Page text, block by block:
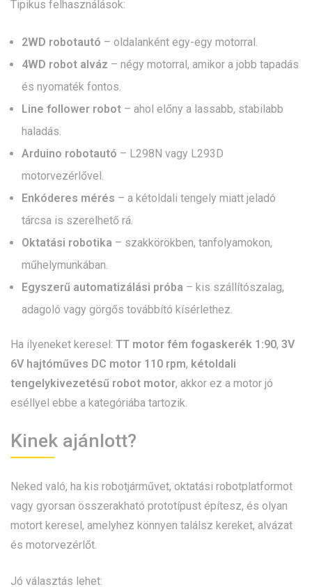
Tipikus felhasználások:
2WD robotautó – oldalanként egy-egy motorral.
4WD robot alváz – négy motorral, amikor a jobb tapadás
és nyomaték fontos.
Line follower robot – ahol előny a lassabb, stabilabb
haladás.
Arduino robotautó – L298N vagy L293D
motorvezérlővel.
Enkóderes mérés – a kétoldali tengely miatt jeladó
tárcsa is szerelhető rá.
Oktatási robotika – szakkörökben, tanfolyamokon,
műhelymunkában.
Egyszerű automatizálási próba – kis szállítószalag,
adagoló vagy görgős továbbító kísérlethez.
Ha ilyeneket keresel: TT motor fém fogaskerék 1:90, 3V
6V hajtóműves DC motor 110 rpm, kétoldali
tengelykivezetésű robot motor, akkor ez a motor jó
eséllyel ebbe a kategóriába tartozik.
Kinek ajánlott?
Neked való, ha kis robotjárművet, oktatási robotplatformot
vagy gyorsan összerakható prototípust építesz, és olyan
motort keresel, amelyhez könnyen találsz kereket, alvázat
és motorvezérlőt.
Jó választás lehet: